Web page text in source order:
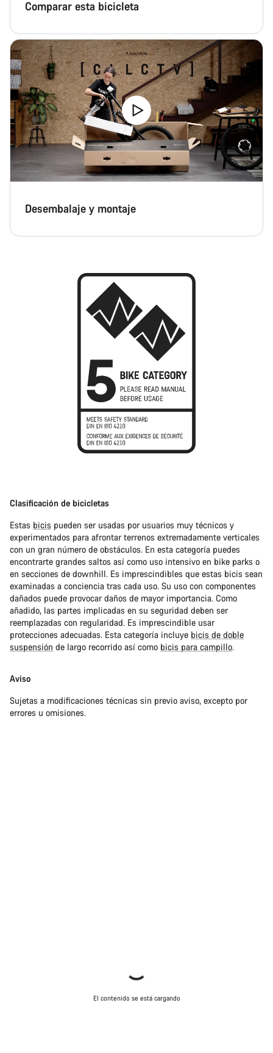
Comparar esta bicicleta
Desembalaje y montaje
Clasificación de bicicletas
Estas bicis pueden ser usadas por usuarios muy técnicos y
experimentados para afrontar terrenos extremadamente verticales
con un gran número de obstáculos. En esta categoría puedes
encontrarte grandes saltos así como uso intensivo en bike parks o
en secciones de downhill. Es imprescindibles que estas bicis sean
examinadas a conciencia tras cada uso. Su uso con componentes
dañados puede provocar daños de mayor importancia. Como
añadido, las partes implicadas en su seguridad deben ser
reemplazadas con regularidad. Es imprescindible usar
protecciones adecuadas. Esta categoría incluye bicis de doble
suspensión de largo recorrido así como bicis para campillo.
Aviso
Sujetas a modificaciones técnicas sin previo aviso, excepto por
errores u omisiones.
El contenido se está cargando